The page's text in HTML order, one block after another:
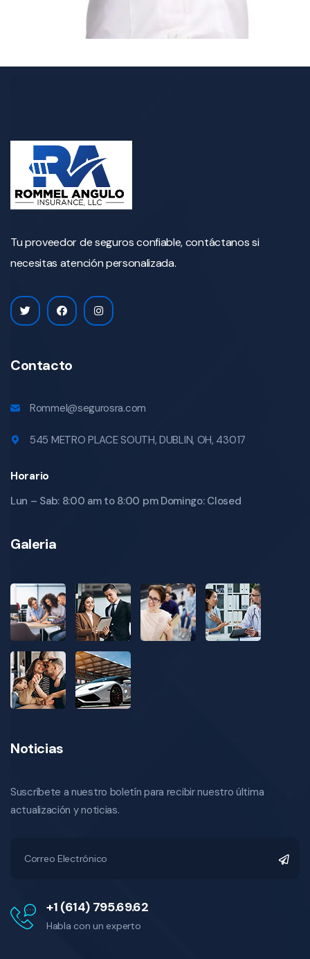
Tu proveedor de seguros confiable, contáctanos si
necesitas atención personalizada.
Contacto
Rommel@segurosra.com
545 METRO PLACE SOUTH, DUBLIN, OH, 43017
Horario
Lun – Sab: 8:00 am to 8:00 pm Domingo: Closed
Galeria
Noticias
Suscríbete a nuestro boletín para recibir nuestro última
actualización y noticias.
+1 (614) 795.69.62
Habla con un experto